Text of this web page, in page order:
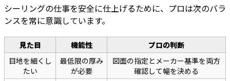
シーリングの仕事を安全に仕上げるために、プロは次のバラ
ンスを常に意識しています。
見た目 機能性
プロの判断
目地を細くし
たい
最低限の厚み
が必要
図面の指定とメーカー基準を両方
確認して幅を決める